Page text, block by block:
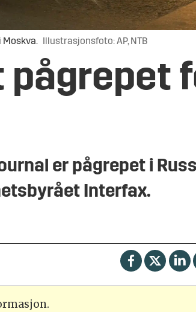
Moskva. Illustrasjonsfoto: AP, NTB
pågrepet
er pågrepet i
Interfax.